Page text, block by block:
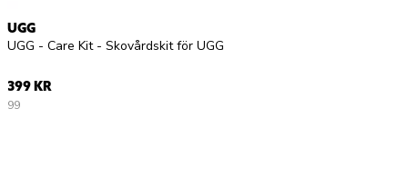
UGG
UGG - Care Kit - Skovårdskit för UGG
399 KR
99